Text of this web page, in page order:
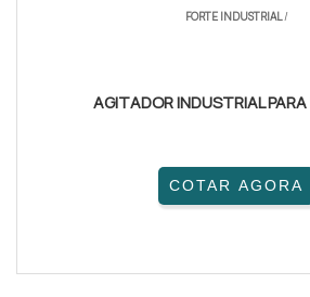
FORTE INDUSTRIAL/
AGITADOR INDUSTRIAL
COTAR AGORA